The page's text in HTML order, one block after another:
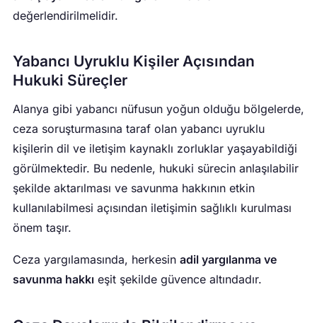
değerlendirilmelidir.
Yabancı Uyruklu Kişiler Açısından
Hukuki Süreçler
Alanya gibi yabancı nüfusun yoğun olduğu bölgelerde,
ceza soruşturmasına taraf olan yabancı uyruklu
kişilerin dil ve iletişim kaynaklı zorluklar yaşayabildiği
görülmektedir. Bu nedenle, hukuki sürecin anlaşılabilir
şekilde aktarılması ve savunma hakkının etkin
kullanılabilmesi açısından iletişimin sağlıklı kurulması
önem taşır.
Ceza yargılamasında, herkesin adil yargılanma ve
savunma hakkı eşit şekilde güvence altındadır.